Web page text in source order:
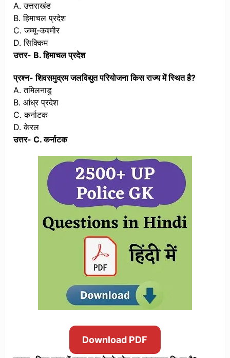
A. उत्तराखंड
B. हिमाचल प्रदेश
C. जम्मू-कश्मीर
D. सिक्किम
उत्तर- B. हिमाचल प्रदेश
प्रश्न- शिवसमुद्रम जलविद्युत परियोजना किस राज्य में स्थित है?
A. तमिलनाडु
B. आंध्र प्रदेश
C. कर्नाटक
D. केरल
उत्तर- C. कर्नाटक
Download PDF